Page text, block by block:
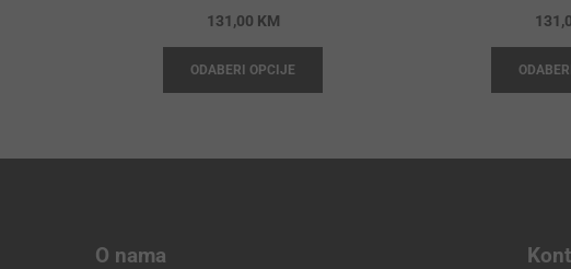
131,00 KM
ODABERI OPCIJE
O nama